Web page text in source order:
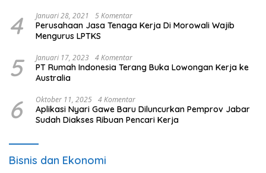
4 Januari 28, 2021 5 Komentar
Perusahaan Jasa Tenaga Kerja Di Morowali Wajib
Mengurus LPTKS
5 Januari 17, 2023 4 Komentar
PT Rumah Indonesia Terang Buka Lowongan Kerja ke
Australia
6 Oktober 11, 2025 4 Komentar
Aplikasi Nyari Gawe Baru Diluncurkan Pemprov Jabar
Sudah Diakses Ribuan Pencari Kerja
Bisnis dan Ekonomi